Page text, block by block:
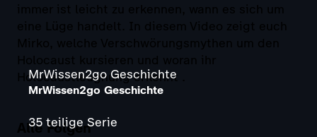
immer ist leicht zu erkennen, wann es sich um
eine Lüge handelt. In diesem Video zeigt euch
Mirko, welche Verschwörungsmythen um den
Holocaust kursieren und woran ihr
Holocaustleugnung erkennt .
Alle Folgen
MrWissen2go Geschichte
MrWissen2go Geschichte
35 teilige Serie